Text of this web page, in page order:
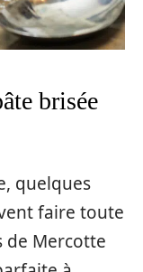
brisée
quelques
faire toute
de Mercotte